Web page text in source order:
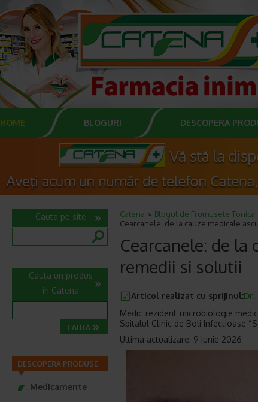
HOME BLOGURI DESCOPERA
Catena Blogul de Frumusete Tonica
Cearcanele: de la cauze medicale
Cearcanele: de la
remedii si solutii
Articol realizat cu sprijinul:Dr.
Medic rezident microbiologie
Spitalul Clinic de Boli Infectioase
Ultima actualizare: 9 iunie 2026
Cauta pe site
Cauta un produs
in Catena
DESCOPERA PRODUSE
Medicamente